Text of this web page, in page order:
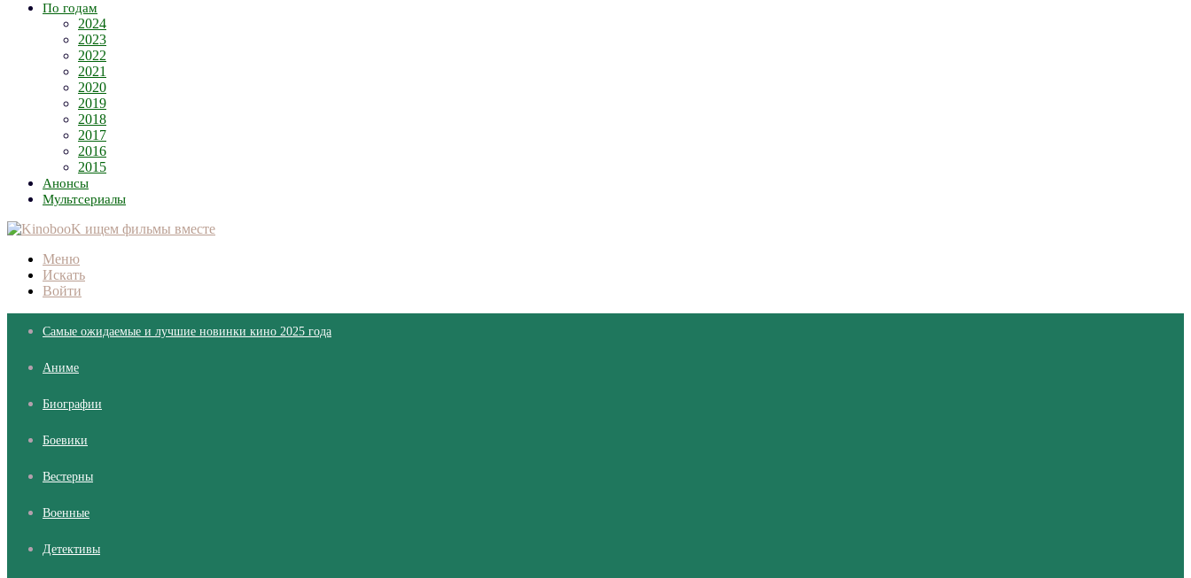
По годам
2024
2023
2022
2021
2020
2019
2018
2017
2016
2015
Анонсы
Мультсериалы
Меню
Искать
Войти
Самые ожидаемые и лучшие новинки кино 2025 года
Аниме
Биографии
Боевики
Вестерны
Военные
Детективы